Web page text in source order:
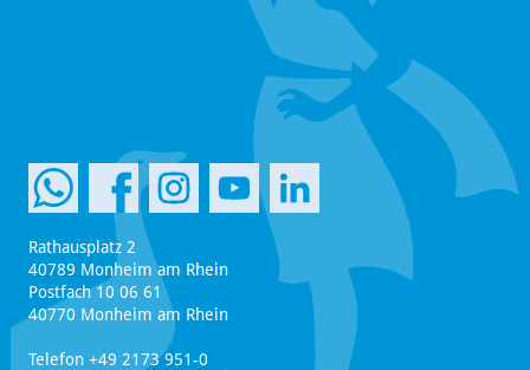
Rathausplatz 2
40789 Monheim am Rhein
Postfach 10 06 61
40770 Monheim am Rhein
Telefon +49 2173 951-0